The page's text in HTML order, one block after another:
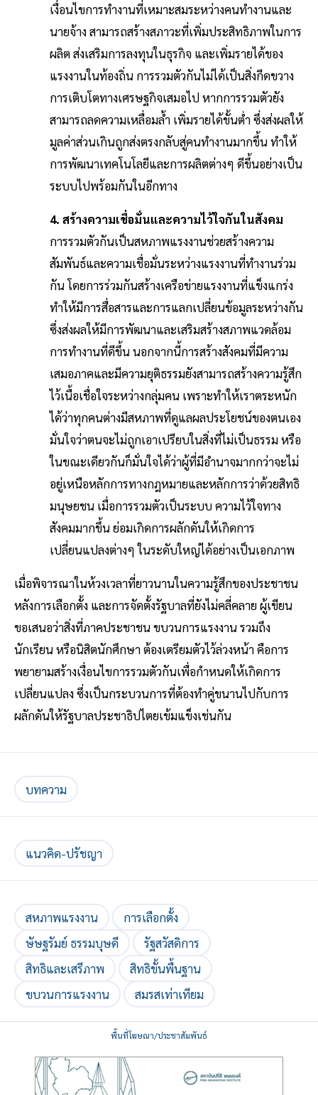
เงื่อนไขการทำงานที่เหมาะสมระหว่างคนทำงานและ
นายจ้าง สามารถสร้างสภาวะที่เพิ่มประสิทธิภาพในการ
ผลิต ส่งเสริมการลงทุนในธุรกิจ และเพิ่มรายได้ของ
แรงงานในท้องถิ่น การรวมตัวกันไม่ได้เป็นสิ่งกีดขวาง
การเติบโตทางเศรษฐกิจเสมอไป หากการรวมตัวยัง
สามารถลดความเหลื่อมล้ำ เพิ่มรายได้ขั้นต่ำ ซึ่งส่งผลให้
มูลค่าส่วนเกินถูกส่งตรงกลับสู่คนทำงานมากขึ้น ทำให้
การพัฒนาเทคโนโลยีและการผลิตต่างๆ ดีขึ้นอย่างเป็น
ระบบไปพร้อมกันในอีกทาง
4. สร้างความเชื่อมั่นและความไว้ใจกันในสังคม
การรวมตัวกันเป็นสหภาพแรงงานช่วยสร้างความ
สัมพันธ์และความเชื่อมั่นระหว่างแรงงานที่ทำงานร่วม
กัน โดยการร่วมกันสร้างเครือข่ายแรงงานที่แข็งแกร่ง
ทำให้มีการสื่อสารและการแลกเปลี่ยนข้อมูลระหว่างกัน
ซึ่งส่งผลให้มีการพัฒนาและเสริมสร้างสภาพแวดล้อม
การทำงานที่ดีขึ้น นอกจากนี้การสร้างสังคมที่มีความ
เสมอภาคและมีความยุติธรรมยังสามารถสร้างความรู้สึก
ไว้เนื้อเชื่อใจระหว่างกลุ่มคน เพราะทำให้เราตระหนัก
ได้ว่าทุกคนต่างมีสหภาพที่ดูแลผลประโยชน์ของตนเอง
มั่นใจว่าตนจะไม่ถูกเอาเปรียบในสิ่งที่ไม่เป็นธรรม หรือ
ในขณะเดียวกันก็มั่นใจได้ว่าผู้ที่มีอำนาจมากกว่าจะไม่
อยู่เหนือหลักการทางกฎหมายและหลักการว่าด้วยสิทธิ
มนุษยชน เมื่อการรวมตัวเป็นระบบ ความไว้ใจทาง
สังคมมากขึ้น ย่อมเกิดการผลักดันให้เกิดการ
เปลี่ยนแปลงต่างๆ ในระดับใหญ่ได้อย่างเป็นเอกภาพ
เมื่อพิจารณาในห้วงเวลาที่ยาวนานในความรู้สึกของประชาชน
หลังการเลือกตั้ง และการจัดตั้งรัฐบาลที่ยังไม่คลี่คลาย ผู้เขียน
ขอเสนอว่าสิ่งที่ภาคประชาชน ขบวนการแรงงาน รวมถึง
นักเรียน หรือนิสิตนักศึกษา ต้องเตรียมตัวไว้ล่วงหน้า คือการ
พยายามสร้างเงื่อนไขการรวมตัวกันเพื่อกำหนดให้เกิดการ
เปลี่ยนแปลง ซึ่งเป็นกระบวนการที่ต้องทำคู่ขนานไปกับการ
ผลักดันให้รัฐบาลประชาธิปไตยเข้มแข็งเช่นกัน
บทความ
แนวคิด-ปรัชญา
สหภาพแรงงาน
การเลือกตั้ง
ษัษฐรัมย์ ธรรมบุษดี
รัฐสวัสดิการ
สิทธิและเสรีภาพ
สิทธิขั้นพื้นฐาน
ขบวนการแรงงาน
สมรสเท่าเทียม
พื้นที่โฆษณา/ประชาสัมพันธ์